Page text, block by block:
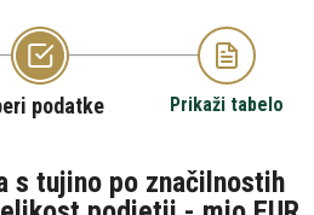
podatke Prikaži tabelo
s tujino po značilnostih